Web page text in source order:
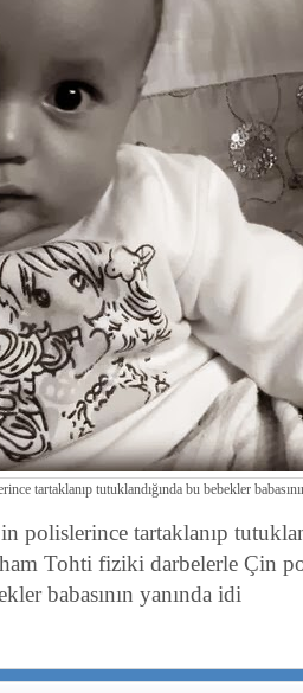
tartaklanıp tutuklandığında bu bebekler
polislerince tartaklanıp
Tohti fiziki darbelerle Çin
babasının yanında idi